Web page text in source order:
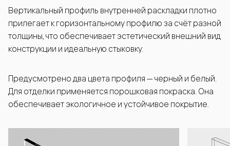
Вертикальный профиль внутренней раскладки плотно
прилегает к горизонтальному профилю за счёт разной
толщины, что обеспечивает эстетический внешний вид
конструкции и идеальную стыковку.
Предусмотрено два цвета профиля — черный и белый.
Для отделки применяется порошковая покраска. Она
обеспечивает экологичное и устойчивое покрытие.